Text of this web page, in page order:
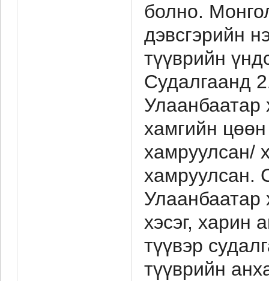
болно.
дэвсгэрийн
түүврийн
Судалгаанд
Улаанбаатар
хамгийн цөөн
хамруулсан/
хамруулсан.
Улаанбаатар
хэсэг, харин
түүвэр
түүврийн